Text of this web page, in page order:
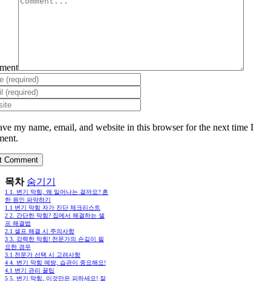
my name, email, and website in this browser for the next time I
목차 숨기기
1 1. 변기 막힘, 왜 일어나는 걸까요? 흔
한 원인 파악하기
1.1 변기 막힘 자가 진단 체크리스트
2 2. 간단한 막힘? 집에서 해결하는 셀
프 해결법
2.1 셀프 해결 시 주의사항
3 3. 강력한 막힘! 전문가의 손길이 필
요한 경우
3.1 전문가 선택 시 고려사항
4 4. 변기 막힘 예방, 습관이 중요해요!
4.1 변기 관리 꿀팁
5 5. 변기 막힘, 이것만은 피하세요! 잘